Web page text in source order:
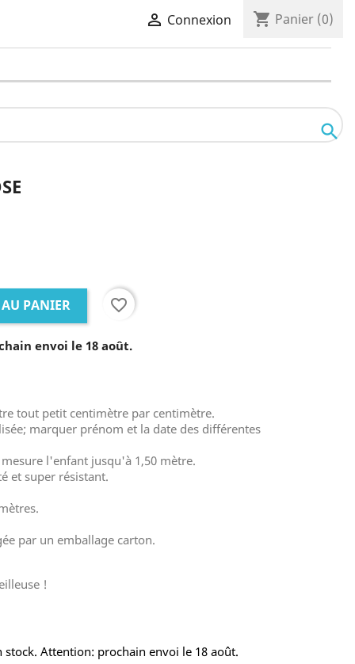
 Connexion shopping_cart Panier (0)

PANIER favorite_border
envoi le 18 août.
tout petit centimètre par centimètre.
marquer prénom et la date des différentes
l'enfant jusqu'à 1,50 mètre.
et super résistant.
par un emballage carton.
!
stock. Attention: prochain envoi le 18 août.